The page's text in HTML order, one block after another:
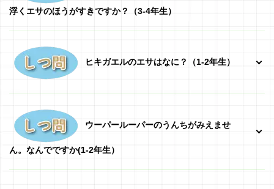
浮くエサのほうがすきですか？ （3-4年生）
ヒキガエルのエサはなに？ （1-2年生）
ウーパールーパーのうんちがみえませ
ん。なんでですか(1-2年生）